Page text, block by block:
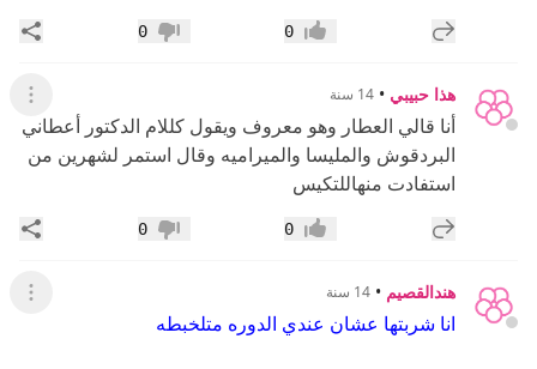
إضافة رد جديد إعجاب0 عدم إعجاب
0
هذا حبيبي • 14 سنة عرض
أنا قالي العطار وهو معروف ويقول كللام الدكتور أعطاني
البردقوش والمليسا والميراميه وقال استمر لشهرين من
استفادت منهاللتكيس
إضافة رد جديد إعجاب0 عدم إعجاب
0
هندالقصيم • 14 سنة عرض
انا شربتها عشان عندي الدوره متلخبطه